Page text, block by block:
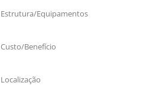
Estrutura/Equipamentos
Custo/Benefício
Localização